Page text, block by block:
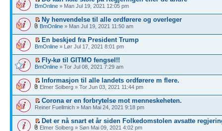
BmOnline » Man Jul 19, 2021 12:05 pm
Ny henvendelse til alle ordførere og overleger
BmOnline » Man Jul 19, 2021 11:50 am
En beskjed fra President Trump
BmOnline » Lør Jul 17, 2021 8:01 pm
Fly-kø til GITMO fengsel!!
BmOnline » Tor Jul 08, 2021 7:29 am
Informasjon til alle landets ordførere m flere.
Elmer Solberg » Tor Jun 03, 2021 11:44 pm
Corona er en forbrytelse mot menneskeheten.
Reiner Fuellmich » Man Mai 24, 2021 9:18 pm
Det er nå snart et år siden Folkedomstolen avsatte
Elmer Solberg » Søn Mai 09, 2021 4:02 pm